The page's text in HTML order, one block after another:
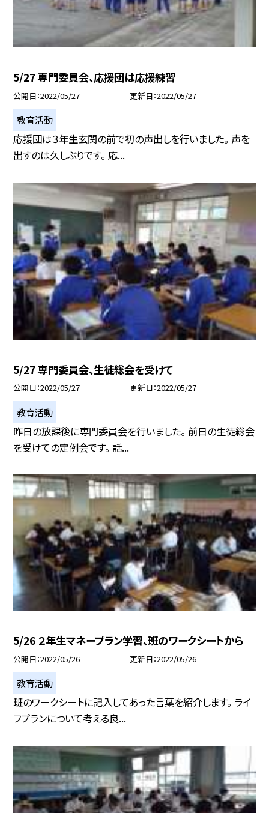
5/27 専門委員会、応援団は応援練習
公開日 2022/05/27 更新日 2022/05/27
教育活動
応援団は３年生玄関の前で初の声出しを行いました。 声を
出すのは久しぶりです。 応...
5/27 専門委員会、生徒総会を受けて
公開日 2022/05/27 更新日 2022/05/27
教育活動
昨日の放課後に専門委員会を行いました。 前日の生徒総会
を受けての定例会です。 話...
5/26 ２年生マネープラン学習、班のワークシートから
公開日 2022/05/26 更新日 2022/05/26
教育活動
班のワークシートに記入してあった言葉を紹介します。 ライ
フプランについて考える良...